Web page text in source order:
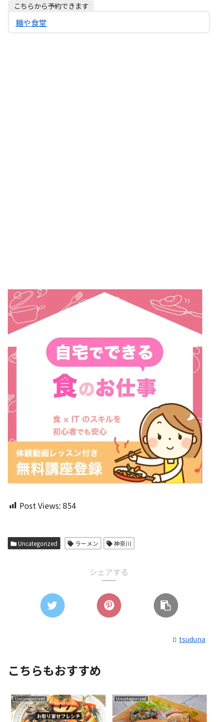
こちらから予約できます
麺や食堂
Post Views: 854
Uncategorized ラーメン 神奈川
シェアする
tsuduna
こちらもおすすめ
Uncategorized Uncategorized